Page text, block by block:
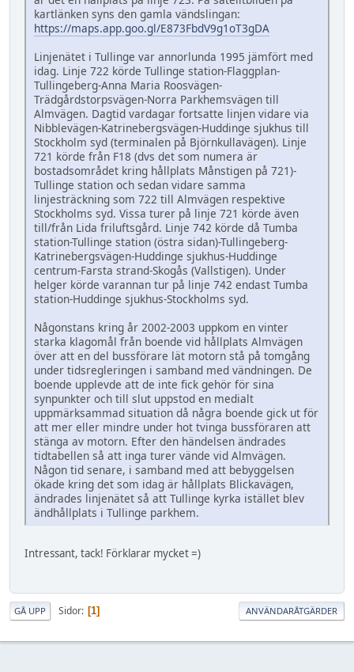
kartlänken syns den gamla vändslingan:
https://maps.app.goo.gl/E873FbdV9g1oT3gDA
Linjenätet i Tullinge var annorlunda 1995 jämfört med
idag. Linje 722 körde Tullinge station-Flaggplan-
Tullingeberg-Anna Maria Roosvägen-
Trädgårdstorpsvägen-Norra Parkhemsvägen till
Almvägen. Dagtid vardagar fortsatte linjen vidare via
Nibblevägen-Katrinebergsvägen-Huddinge sjukhus till
Stockholm syd (terminalen på Björnkullavägen). Linje
721 körde från F18 (dvs det som numera är
bostadsområdet kring hållplats Månstigen på 721)-
Tullinge station och sedan vidare samma
linjesträckning som 722 till Almvägen respektive
Stockholms syd. Vissa turer på linje 721 körde även
till/från Lida friluftsgård. Linje 742 körde då Tumba
station-Tullinge station (östra sidan)-Tullingeberg-
Katrinebergsvägen-Huddinge sjukhus-Huddinge
centrum-Farsta strand-Skogås (Vallstigen). Under
helger körde varannan tur på linje 742 endast Tumba
station-Huddinge sjukhus-Stockholms syd.
Någonstans kring år 2002-2003 uppkom en vinter
starka klagomål från boende vid hållplats Almvägen
över att en del bussförare lät motorn stå på tomgång
under tidsregleringen i samband med vändningen. De
boende upplevde att de inte fick gehör för sina
synpunkter och till slut uppstod en medialt
uppmärksammad situation då några boende gick ut för
att mer eller mindre under hot tvinga bussföraren att
stänga av motorn. Efter den händelsen ändrades
tidtabellen så att inga turer vände vid Almvägen.
Någon tid senare, i samband med att bebyggelsen
ökade kring det som idag är hållplats Blickavägen,
ändrades linjenätet så att Tullinge kyrka istället blev
ändhållplats i Tullinge parkhem.
Intressant, tack! Förklarar mycket =)
GÅ UPP Sidor 1 ANVÄNDARÅTGÄRDER